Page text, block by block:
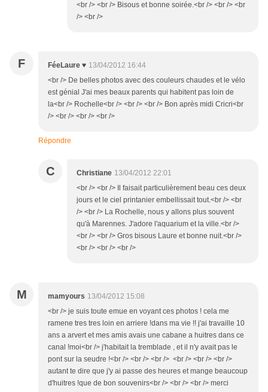
<br /> <br /> Bisous et bonne soirée.<br /> <br /> <br
/> <br />
F FéeLaure ♥ 13/04/2012 16:44
<br /> De belles photos avec des couleurs chaudes et le vélo
est génial J'ai mes beaux parents qui habitent pas loin de
la<br /> Rochelle<br /> <br /> <br /> Bon après midi Cricri<br
/> <br /> <br /> <br />
Répondre
C Christiane 13/04/2012 22:01
<br /> <br /> Il faisait particulièrement beau ces deux
jours et le ciel printanier embellissait tout.<br /> <br
/> <br /> La Rochelle, nous y allons plus souvent
qu'à Marennes. J'adore l'aquarium et la ville.<br />
<br /> <br /> Gros bisous Laure et bonne nuit.<br />
<br /> <br /> <br />
M mamyours 13/04/2012 15:08
<br /> je suis toute emue en voyant ces photos ! cela me
ramene tres tres loin en arriere !dans ma vie !! j'ai travaille 10
ans a arvert et mes amis avais une cabane a huitres dans ce
canal !moi<br /> j'habitait la tremblade , et il n'y avait pas le
pont sur la seudre !<br /> <br /> <br /> <br /> <br /> <br />
autant te dire que j'y ai passe des heures et mange beaucoup
d'huitres !que de bon souvenirs<br /> <br /> <br /> merci